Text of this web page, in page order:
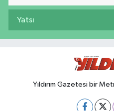
Yatsı
Yıldırım Gazetesi bir